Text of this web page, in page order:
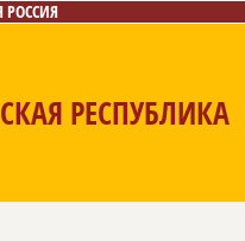
РОССИЯ
РЕСПУБЛИКА